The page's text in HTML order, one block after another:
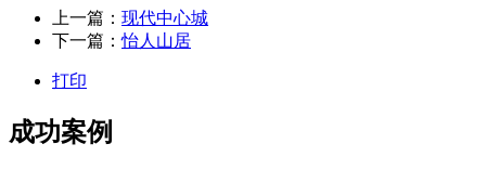
上一篇： 现代中心城
下一篇：怡人山居
打印
成功案例